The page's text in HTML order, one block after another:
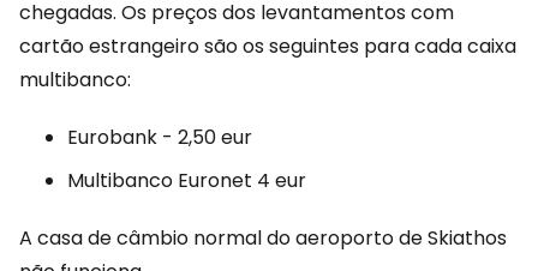
chegadas. Os preços dos levantamentos com
cartão estrangeiro são os seguintes para cada caixa
multibanco:
Eurobank - 2,50 eur
Multibanco Euronet 4 eur
A casa de câmbio normal do aeroporto de Skiathos